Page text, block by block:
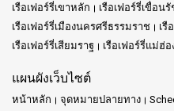
เรือเฟอร์รี่เขาหลัก
เรือเฟอร์รี่เขื่อน
เรือเฟอร์รี่เมืองนครศรีธรรมราช
เรื
เรือเฟอร์รี่เสียมราฐ
เรือเฟอร์รี่แม่ฮ่
แผนผังเว็บไซต์
หน้าหลัก จุดหมายปลายทาง